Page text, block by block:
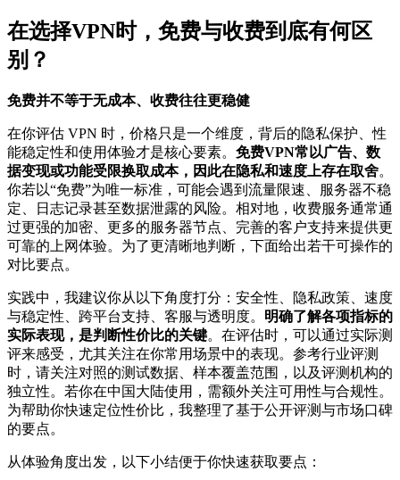
在选择VPN时，免费与收费到底有何区
别？
免费并不等于无成本、收费往往更稳健
在你评估 VPN 时，价格只是一个维度，背后的隐私保护、性
能稳定性和使用体验才是核心要素。 免费VPN常以广告、数
据变现或功能受限换取成本，因此在隐私和速度上存在取舍。
你若以“免费”为唯一标准，可能会遇到流量限速、服务器不稳
定、日志记录甚至数据泄露的风险。相对地，收费服务通常通
过更强的加密、更多的服务器节点、完善的客户支持来提供更
可靠的上网体验。为了更清晰地判断，下面给出若干可操作的
对比要点。
实践中，我建议你从以下角度打分：安全性、隐私政策、速度
与稳定性、跨平台支持、客服与透明度。 明确了解各项指标的
实际表现，是判断性价比的关键。在评估时，可以通过实际测
评来感受，尤其关注在你常用场景中的表现。参考行业评测
时，请关注对照的测试数据、样本覆盖范围，以及评测机构的
独立性。若你在中国大陆使用，需额外关注可用性与合规性。
为帮助你快速定位性价比，我整理了基于公开评测与市场口碑
的要点。
从体验角度出发，以下小结便于你快速获取要点：